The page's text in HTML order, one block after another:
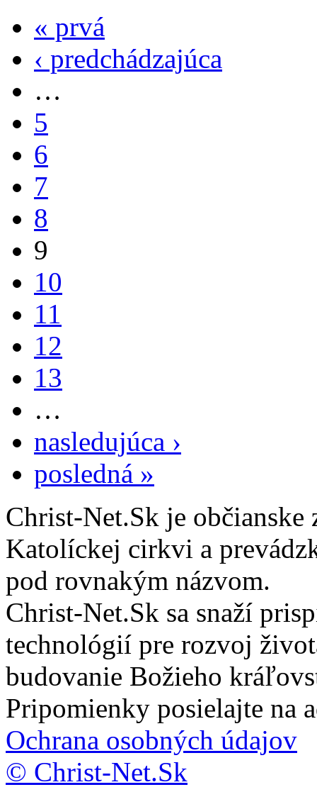
« prvá
‹ predchádzajúca
…
5
6
7
8
9
10
11
12
13
…
nasledujúca ›
posledná »
Christ-Net.Sk je
Katolíckej cirkvi a
pod rovnakým názvom.
Christ-Net.Sk sa snaží
technológií pre rozvoj
budovanie Božieho
Pripomienky posielajte na
Ochrana osobných údajov
© Christ-Net.Sk